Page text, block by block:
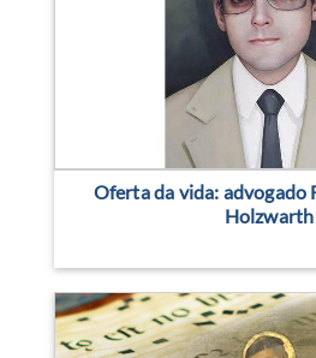
Oferta da vida: advogado
Holzwarth